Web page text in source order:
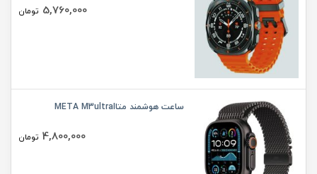
5,760,000 تومان
ساعت هوشمند متاMETA M3ultraI
4,800,000 تومان